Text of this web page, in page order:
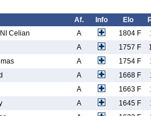
Af. Info Elo
Celian A 1804 F
A 1757 F
A 1754 F
A 1668 F
A 1663 F
A 1645 F